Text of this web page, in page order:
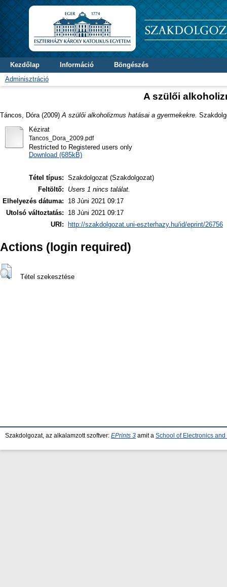
Kezdőlap Információ
Böngészés
Adminisztráció
A szülői
Táncos, Dóra (2009) A szülői alkoholizmus hatásai a gyermekekre.
Kézirat
Tancos_Dora_2009.pdf
Restricted to Registered users only
Download (685kB)
Tétel típus: Szakdolgozat (Szakdolgozat)
Feltöltő:
Users 1 nincs találat.
Elhelyezés dátuma:
18 Júni 2021 09:17
Utolsó változtatás:
18 Júni 2021 09:17
URI:
http://szakdolgozat.uni-eszterhazy.hu/id/eprint/26756
Actions (login required)
Tétel szekesztése
Szakdolgozat, az alkalamzott szoftver: EPrints 3 amit a School of Electronics